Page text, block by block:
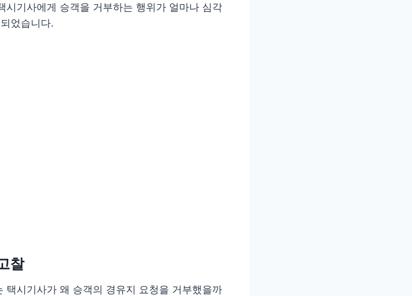
기사에게 승객을 거부하는 행위가 얼마나 심각
었습니다.
찰
시기사가 왜 승객의 경유지 요청을 거부했을까